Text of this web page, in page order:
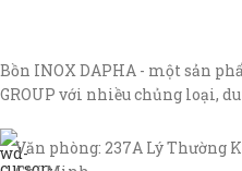
Bồn INOX DAPHA - một sản
GROUP với nhiều chủng loại,
Văn phòng: 237A Lý Thường